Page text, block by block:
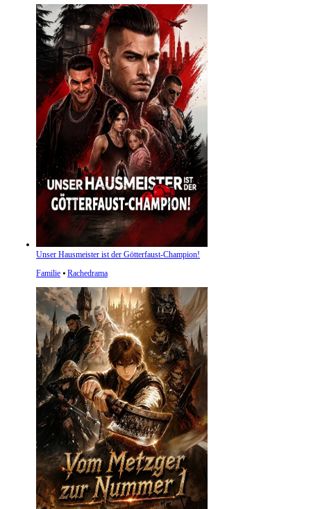
Unser Hausmeister ist der Götterfaust-Champion!
Familie ⦁ Rachedrama